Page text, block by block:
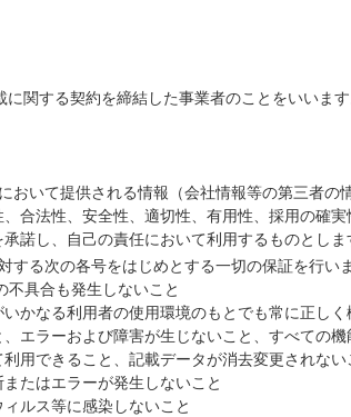
関する契約を締結した事業者のことをいいます
いて提供される情報（会社情報等の第三者の
合法性、安全性、適切性、有用性、採用の確
諾し、自己の責任において利用するものとしま
る次の各号をはじめとする一切の保証を行いま
具合も発生しないこと
かなる利用者の使用環境のもとでも常に正し
エラーおよび障害が生じないこと、すべての機
用できること、記載データが消去変更されない
たはエラーが発生しないこと
ルス等に感染しないこと